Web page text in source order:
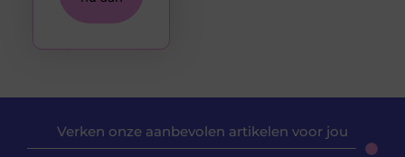
Verken onze aanbevolen artikelen voor jou